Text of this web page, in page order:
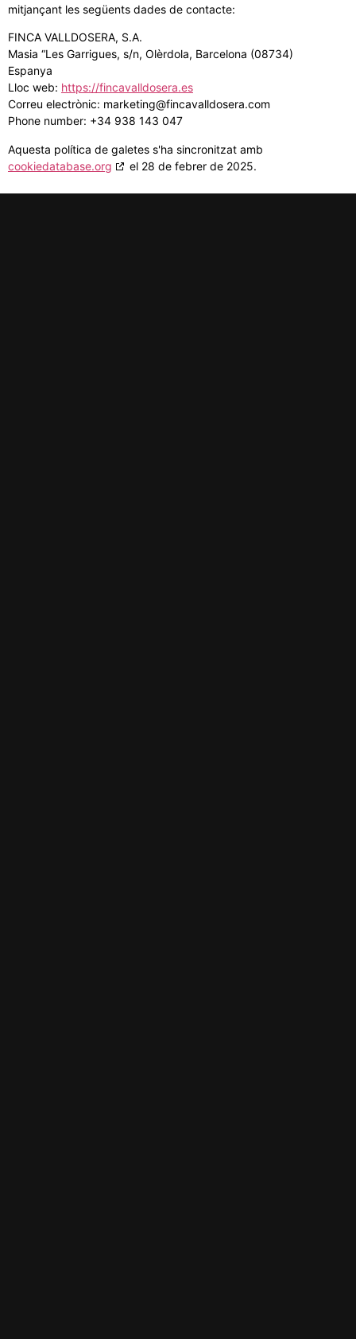
mitjançant les següents dades de contacte:
FINCA VALLDOSERA, S.A.
Masia “Les Garrigues, s/n, Olèrdola, Barcelona (08734)
Espanya
Lloc web: https://fincavalldosera.es
Correu electrònic: marketing@fincavalldosera.com
Phone number: +34 938 143 047
Aquesta política de galetes s'ha sincronitzat amb
cookiedatabase.org
el 28 de febrer de 2025.